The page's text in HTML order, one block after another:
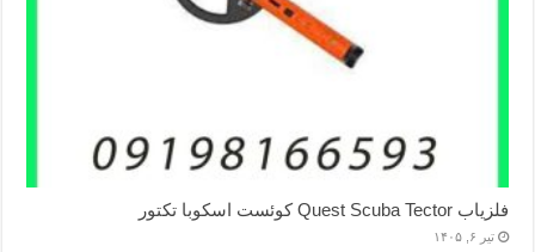
فلزیاب Quest Scuba Tector کوئست اسکوبا تکتور
تیر ۶, ۱۴۰۵